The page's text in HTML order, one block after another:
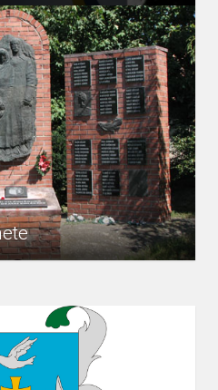
Kitüntető Díj
született 1938-ban,
az általános iskolában
kelt oklevele említ, akkor